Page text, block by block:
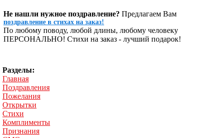
Не нашли нужное поздравление? Предлагаем Вам
поздравление в стихах на заказ!
По любому поводу, любой длины, любому человеку
ПЕРСОНАЛЬНО! Стихи на заказ - лучший подарок!
Разделы:
Главная
Поздравления
Пожелания
Открытки
Стихи
Комплименты
Признания